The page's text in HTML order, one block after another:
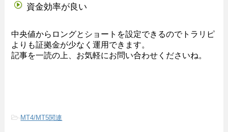
資金効率が良い
中央値からロングとショートを設定できるのでトラリピ
よりも証拠金が少なく運用できます。
記事を一読の上、お気軽にお問い合わせくださいね。
-MT4/MT5関連